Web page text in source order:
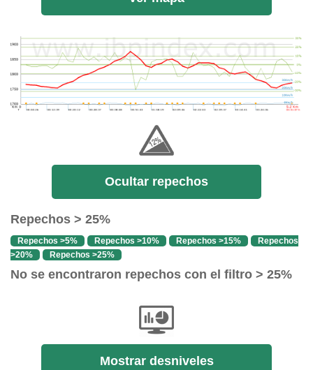
Ocultar repechos
Repechos > 25%
Repechos >5% Repechos >10% Repechos >15%
Repechos
>20%
Repechos >25%
No se encontraron repechos con el filtro > 25%
Mostrar desniveles